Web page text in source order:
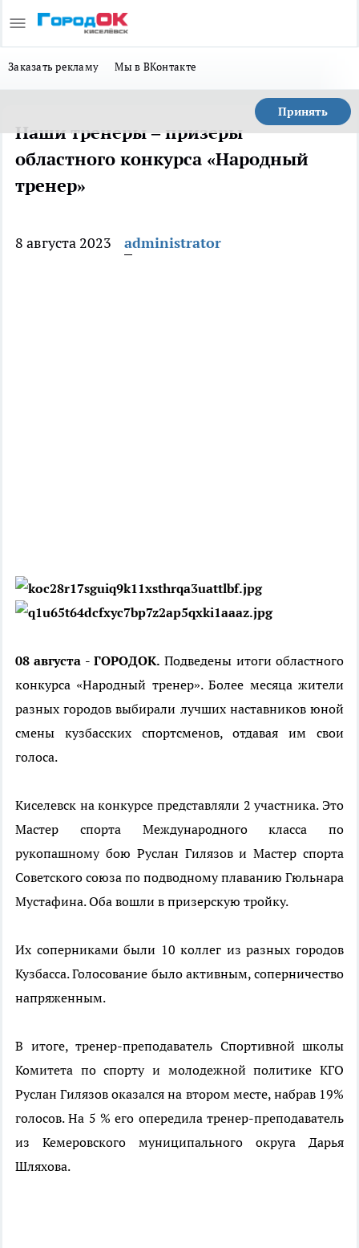
Заказать рекламу Мы в ВКонтакте
Принять
Наши тренеры – призеры
областного конкурса «Народный
тренер»
8 августа 2023 administrator
08 августа - ГОРОДОК. Подведены итоги областного
конкурса «Народный тренер». Более месяца жители
разных городов выбирали лучших наставников юной
смены кузбасских спортсменов, отдавая им свои
голоса.
Киселевск на конкурсе представляли 2 участника. Это
Мастер спорта Международного класса по
рукопашному бою Руслан Гилязов и Мастер спорта
Советского союза по подводному плаванию Гюльнара
Мустафина. Оба вошли в призерскую тройку.
Их соперниками были 10 коллег из разных городов
Кузбасса. Голосование было активным, соперничество
напряженным.
В итоге, тренер-преподаватель Спортивной школы
Комитета по спорту и молодежной политике КГО
Руслан Гилязов оказался на втором месте, набрав 19%
голосов. На 5 % его опередила тренер-преподаватель
из Кемеровского муниципального округа Дарья
Шляхова.